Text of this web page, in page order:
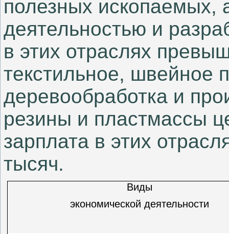
полезных ископаемых,
деятельностью и
в этих отраслях
текстильное, швейное
деревообработка и
резины и пластмассы
зарплата в этих
тысяч.
Виды
экономической деятельности